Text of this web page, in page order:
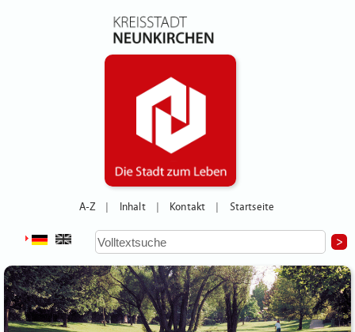
A-Z Inhalt Kontakt Startseite